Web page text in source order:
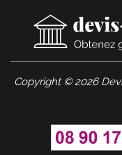
Copyright © 2026